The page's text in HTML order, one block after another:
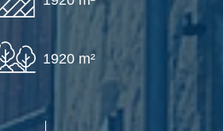
1920 m²